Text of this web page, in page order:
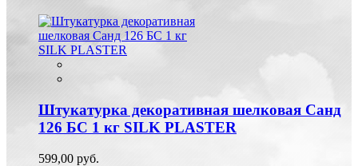
Штукатурка декоративная шелковая Санд
126 БС 1 кг SILK PLASTER
599,00 руб.